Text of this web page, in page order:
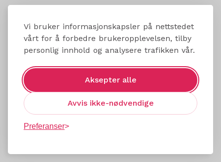
Vi bruker informasjonskapsler på nettstedet
vårt for å forbedre brukeropplevelsen, tilby
personlig innhold og analysere trafikken vår.
Aksepter alle
Avvis ikke-nødvendige
Preferanser